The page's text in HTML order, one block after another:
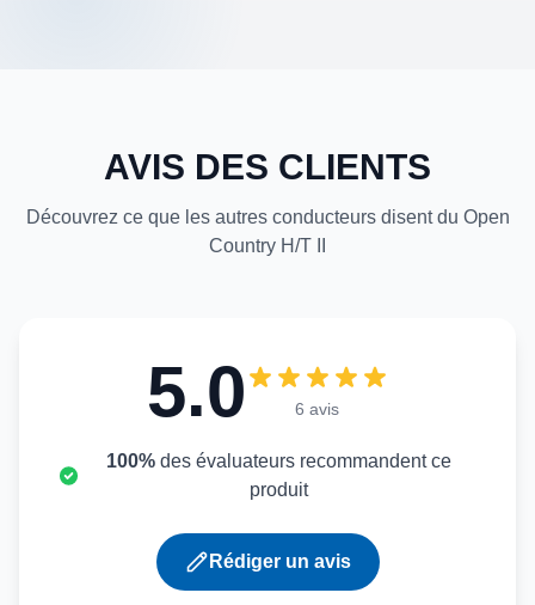
AVIS DES CLIENTS
Découvrez ce que les autres conducteurs disent du Open
Country H/T II
5.0 6 avis
100% des évaluateurs recommandent ce
produit
Rédiger un avis